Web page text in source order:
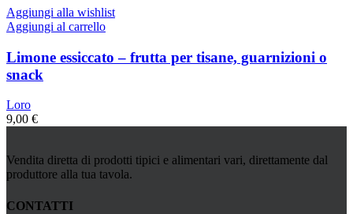
Aggiungi alla wishlist
Aggiungi al carrello
Limone essiccato – frutta per tisane, guarnizioni o
snack
Loro
9,00 €
Vendita diretta di prodotti tipici e alimentari vari, direttamente dal
produttore alla tua tavola.
CONTATTI